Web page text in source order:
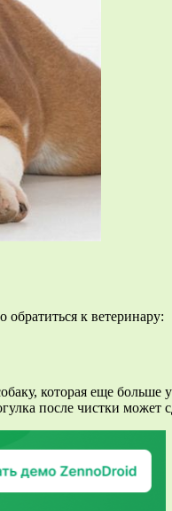
к ветеринару:
которая еще
после чистки может